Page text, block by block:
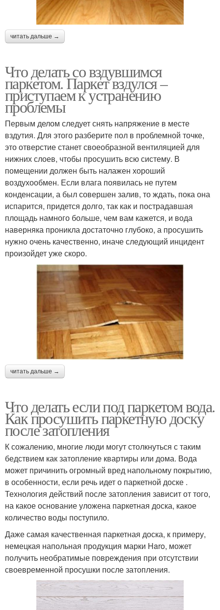
читать дальше →
Что делать со вздувшимся
паркетом. Паркет вздулся –
приступаем к устранению
проблемы
Первым делом следует снять напряжение в месте
вздутия. Для этого разберите пол в проблемной точке,
это отверстие станет своеобразной вентиляцией для
нижних слоев, чтобы просушить всю систему. В
помещении должен быть налажен хороший
воздухообмен. Если влага появилась не путем
конденсации, а был совершен залив, то ждать, пока она
испарится, придется долго, так как и пострадавшая
площадь намного больше, чем вам кажется, и вода
наверняка проникла достаточно глубоко, а просушить
нужно очень качественно, иначе следующий инцидент
произойдет уже скоро.
читать дальше →
Что делать если под паркетом вода.
Как просушить паркетную доску
после затопления
К сожалению, многие люди могут столкнуться с таким
бедствием как затопление квартиры или дома. Вода
может причинить огромный вред напольному покрытию,
в особенности, если речь идет о паркетной доске .
Технология действий после затопления зависит от того,
на какое основание уложена паркетная доска, какое
количество воды поступило.
Даже самая качественная паркетная доска, к примеру,
немецкая напольная продукция марки Haro, может
получить необратимые повреждения при отсутствии
своевременной просушки после затопления.